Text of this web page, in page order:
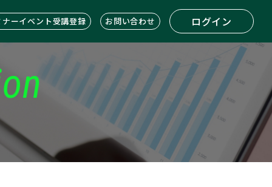
ナーイベント受講登録 お問い合わせ ログイン